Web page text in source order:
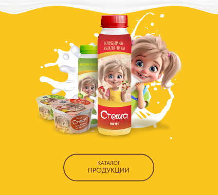
КАТАЛОГ
ПРОДУКЦИИ
КАТАЛОГ
ПРОДУКЦИИ